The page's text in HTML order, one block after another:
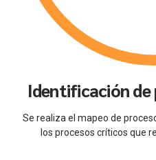
Identificación
Se realiza el mapeo de
los procesos críticos que